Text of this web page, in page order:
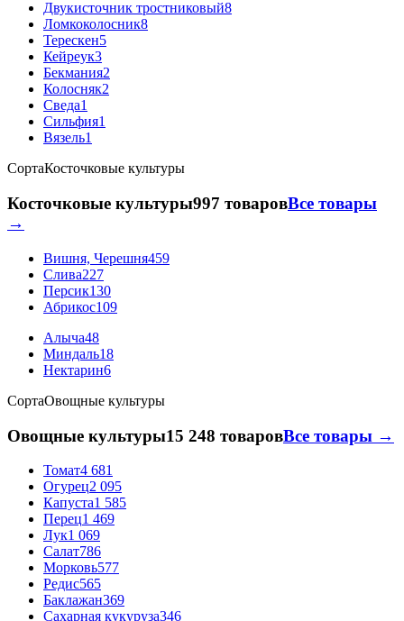
Двукисточник тростниковый8
Ломкоколосник8
Терескен5
Кейреук3
Бекмания2
Колосняк2
Сведа1
Сильфия1
Вязель1
СортаКосточковые культуры
Косточковые культуры997 товаровВсе товары
→
Вишня, Черешня459
Слива227
Персик130
Абрикос109
Алыча48
Миндаль18
Нектарин6
СортаОвощные культуры
Овощные культуры15 248 товаровВсе товары →
Томат4 681
Огурец2 095
Капуста1 585
Перец1 469
Лук1 069
Салат786
Морковь577
Редис565
Баклажан369
Сахарная кукуруза346